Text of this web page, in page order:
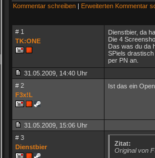
Kommentar schreiben | Erweiterten Kommentar
# 1
TK:ONE
Dienstbier, da
Die 4
Das was du da
SPiels
per PN an.
31.05.2009, 14:40 Uhr
# 2
F3x!L
Ist das ein
31.05.2009, 15:06 Uhr
# 3
Dienstbier
Zitat:
Original von